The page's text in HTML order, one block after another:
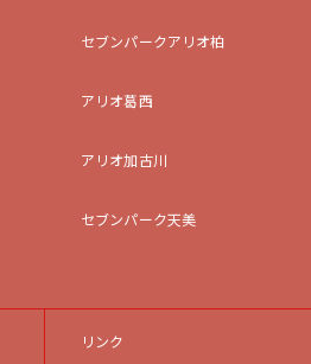
セブンパークアリオ柏
アリオ葛西
アリオ加古川
セブンパーク天美
リンク